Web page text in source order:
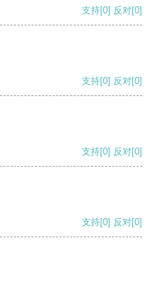
支持[0] 反对[0]
支持[0] 反对[0]
支持[0] 反对[0]
支持[0] 反对[0]